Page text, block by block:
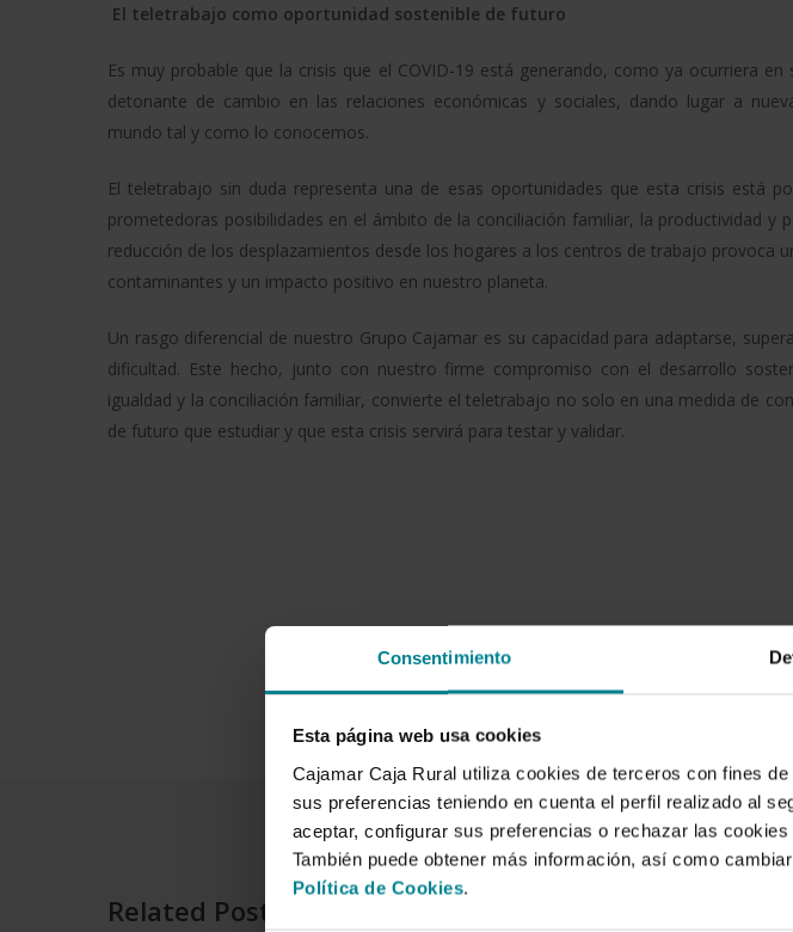
Consentimiento
Esta página web usa cookies
Cajamar Caja Rural utiliza cookies de terceros con fines
sus preferencias teniendo en cuenta el perfil realizado al
aceptar, configurar sus preferencias o rechazar las
También puede obtener más información, así como
Política de Cookies.
El teletrabajo como oportunidad sostenible de futuro
Es muy probable que la crisis que el COVID-19 está generando, como ya ocurriera
detonante de cambio en las relaciones económicas y sociales, dando lugar a
mundo tal y como lo conocemos.
El teletrabajo sin duda representa una de esas oportunidades que esta crisis está
prometedoras posibilidades en el ámbito de la conciliación familiar, la productividad y
reducción de los desplazamientos desde los hogares a los centros de trabajo provoca
contaminantes y un impacto positivo en nuestro planeta.
Un rasgo diferencial de nuestro Grupo Cajamar es su capacidad para adaptarse,
dificultad. Este hecho, junto con nuestro firme compromiso con el desarrollo
igualdad y la conciliación familiar, convierte el teletrabajo no solo en una medida de
de futuro que estudiar y que esta crisis servirá para testar y validar.
Related Posts